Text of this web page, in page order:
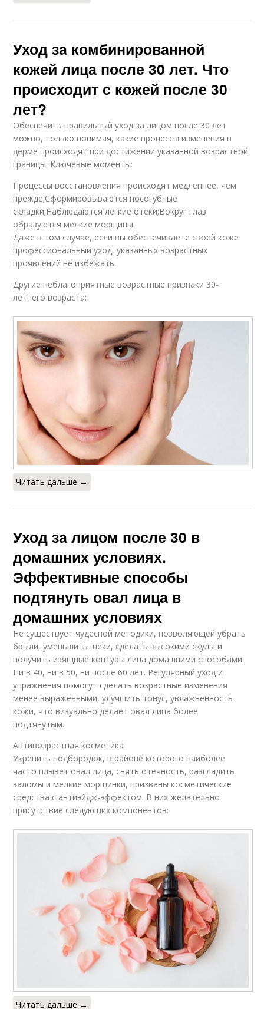
Уход за комбинированной
кожей лица после 30 лет. Что
происходит с кожей после 30
лет?
Обеспечить правильный уход за лицом после 30 лет
можно, только понимая, какие процессы изменения в
дерме происходят при достижении указанной возрастной
границы. Ключевые моменты:
Процессы восстановления происходят медленнее, чем
прежде;Сформировываются носогубные
складки;Наблюдаются легкие отеки;Вокруг глаз
образуются мелкие морщины.
Даже в том случае, если вы обеспечиваете своей коже
профессиональный уход, указанных возрастных
проявлений не избежать.
Другие неблагоприятные возрастные признаки 30-
летнего возраста:
Читать дальше →
Уход за лицом после 30 в
домашних условиях.
Эффективные способы
подтянуть овал лица в
домашних условиях
Не существует чудесной методики, позволяющей убрать
брыли, уменьшить щеки, сделать высокими скулы и
получить изящные контуры лица домашними способами.
Ни в 40, ни в 50, ни после 60 лет. Регулярный уход и
упражнения помогут сделать возрастные изменения
менее выраженными, улучшить тонус, увлажненность
кожи, что визуально делает овал лица более
подтянутым.
Антивозрастная косметика
Укрепить подбородок, в районе которого наиболее
часто плывет овал лица, снять отечность, разгладить
заломы и мелкие морщинки, призваны косметические
средства с антиэйдж-эффектом. В них желательно
присутствие следующих компонентов:
Читать дальше →